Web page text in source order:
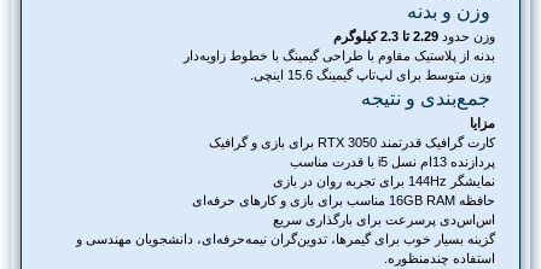
وزن و بدنه
وزن حدود 2.29 تا 2.3 کیلوگرم
بدنه از پلاستیک مقاوم با طراحی گیمینگ با خطوط زاویه‌دار
وزن متوسط برای لپ‌تاپ گیمینگ 15.6 اینچی.
جمع‌بندی و نتیجه
کارت گرافیک قدرتمند RTX 3050 برای بازی و گرافیک
پردازنده 13­ام نسل i5 با قدرت مناسب
نمایشگر 144Hz برای تجربه روان در بازی
حافظه 16GB RAM مناسب برای بازی و کارهای حرفه‌ای
اس‌اس‌دی پرسرعت برای بارگذاری سریع
گزینه بسیار خوب برای گیمرها، تدوین‌گران نیمه‌حرفه‌ای، دانشجویان مهندسی و
استفاده چندمنظوره.